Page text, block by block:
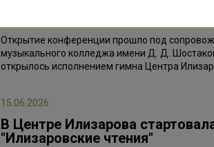
Открытие конференции прошло под
музыкального колледжа имени Д. Д.
открылось исполнением гимна Центра
15.06.2026
В Центре Илизарова
"Илизаровские чтения"